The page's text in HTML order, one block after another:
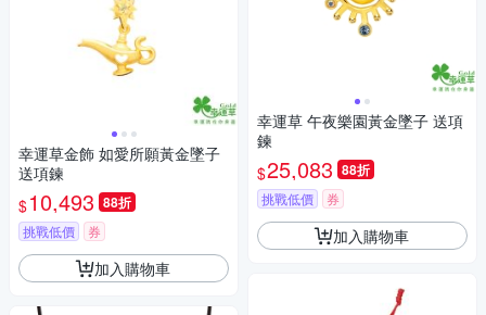
幸運草金飾 如愛所願黃金墜子
送項鍊
$10,493 88折
挑戰低價 券
加入購物車
幸運草 午夜樂園黃金墜子 送項
鍊
$25,083 88折
挑戰低價 券
加入購物車